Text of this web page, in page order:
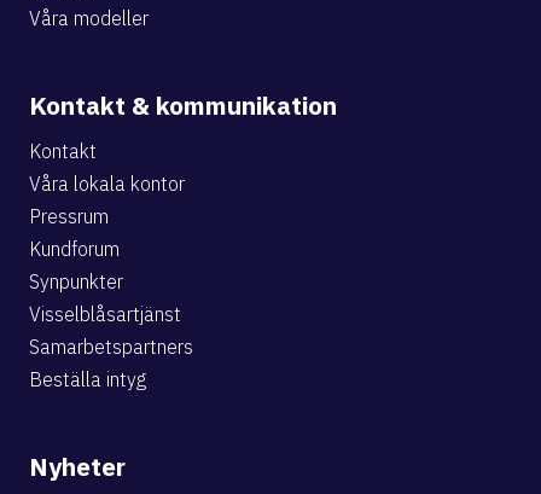
Våra modeller
Kontakt & kommunikation
Kontakt
Våra lokala kontor
Pressrum
Kundforum
Synpunkter
Visselblåsartjänst
Samarbetspartners
Beställa intyg
Nyheter